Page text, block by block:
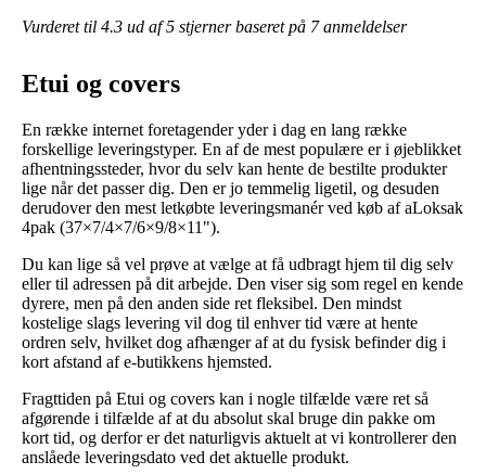
Vurderet til 4.3 ud af 5 stjerner baseret på 7anmeldelser
Etui og covers
En række internet foretagender yder i dag en lang række
forskellige leveringstyper. En af de mest populære er i øjeblikket
afhentningssteder, hvor du selv kan hente de bestilte produkter
lige når det passer dig. Den er jo temmelig ligetil, og desuden
derudover den mest letkøbte leveringsmanér ved køb af aLoksak
4pak (37×7/4×7/6×9/8×11").
Du kan lige så vel prøve at vælge at få udbragt hjem til dig selv
eller til adressen på dit arbejde. Den viser sig som regel en kende
dyrere, men på den anden side ret fleksibel. Den mindst
kostelige slags levering vil dog til enhver tid være at hente
ordren selv, hvilket dog afhænger af at du fysisk befinder dig i
kort afstand af e-butikkens hjemsted.
Fragttiden på Etui og covers kan i nogle tilfælde være ret så
afgørende i tilfælde af at du absolut skal bruge din pakke om
kort tid, og derfor er det naturligvis aktuelt at vi kontrollerer den
anslåede leveringsdato ved det aktuelle produkt.